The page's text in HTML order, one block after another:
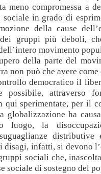
meno compromessa a
in grado di
della cause
gruppi più deboli,
movimento
della parte del
non può che avere
democratico il
possibile, attraverso
qui sperimentate, per il
globalizzazione ha
luogo, la
infatti, si devono
sociali che,
sociale di sostegno del